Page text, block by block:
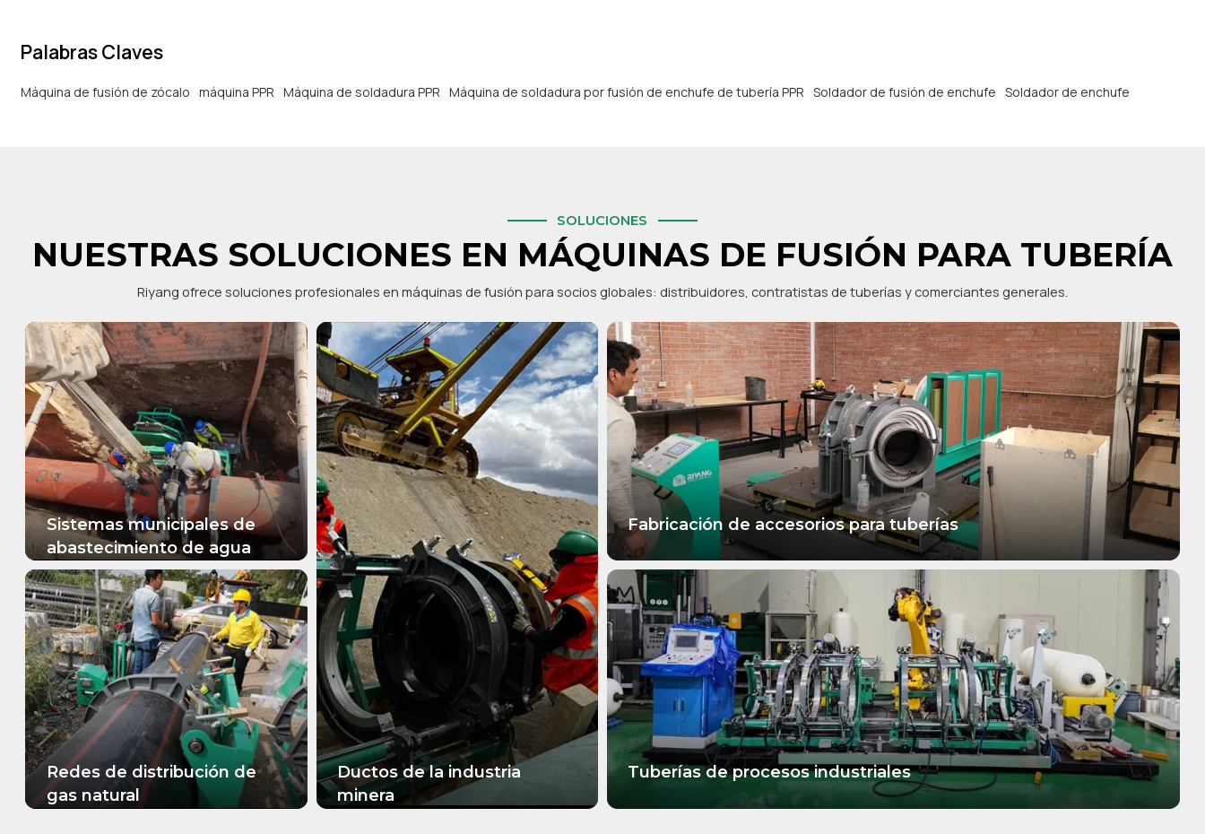
Palabras Claves
Máquina de fusión de zócalo máquina PPR Máquina de soldadura PPR Máquina de soldadura por fusión de enchufe de tubería PPR Soldador de fusión de enchufe Soldador de enchufe
SOLUCIONES
NUESTRAS SOLUCIONES EN MÁQUINAS DE FUSIÓN PARA TUBERÍA
Riyang ofrece soluciones profesionales en máquinas de fusión para socios globales: distribuidores, contratistas de tuberías y comerciantes generales.
Sistemas municipales de
abastecimiento de agua
MÁS INFORMACIÓN
Redes de distribución de
gas natural
Ductos de la industria
minera
Fabricación de accesorios para tuberías
MÁS INFORMACIÓN
Tuberías de procesos industriales